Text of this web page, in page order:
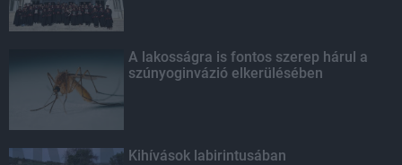
A lakosságra is fontos szerep hárul a
szúnyoginvázió elkerülésében
Kihívások labirintusában